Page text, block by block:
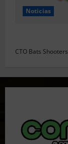
Noticias
CTO Bats Shooters